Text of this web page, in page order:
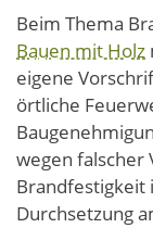
Beim Thema
Bauen mit Holz
eigene
örtliche
wegen falscher
Durchsetzung